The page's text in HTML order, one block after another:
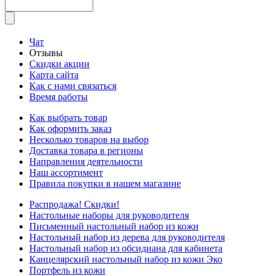
Чат
Отзывы
Скидки акции
Карта сайта
Как с нами связаться
Время работы
Как выбрать товар
Как оформить заказ
Несколько товаров на выбор
Доставка товара в регионы
Направления деятельности
Наш ассортимент
Правила покупки в нашем магазине
Распродажа! Скидки!
Настольные наборы для руководителя
Письменный настольный набор из кожи
Настольный набор из дерева для руководителя
Настольный набор из обсидиана для кабинета
Канцелярский настольный набор из кожи Эко
Портфель из кожи